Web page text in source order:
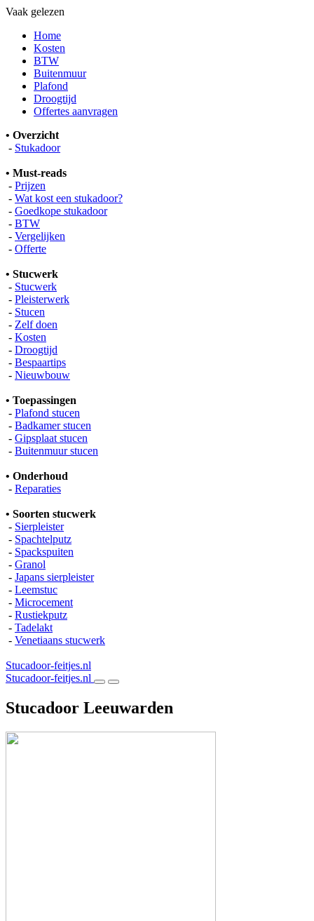
Vaak gelezen
Home
Kosten
BTW
Buitenmuur
Plafond
Droogtijd
Offertes aanvragen
• Overzicht
- Stukadoor
• Must-reads
- Prijzen
- Wat kost een stukadoor?
- Goedkope stukadoor
- BTW
- Vergelijken
- Offerte
• Stucwerk
- Stucwerk
- Pleisterwerk
- Stucen
- Zelf doen
- Kosten
- Droogtijd
- Bespaartips
- Nieuwbouw
• Toepassingen
- Plafond stucen
- Badkamer stucen
- Gipsplaat stucen
- Buitenmuur stucen
• Onderhoud
- Reparaties
• Soorten stucwerk
- Sierpleister
- Spachtelputz
- Spackspuiten
- Granol
- Japans sierpleister
- Leemstuc
- Microcement
- Rustiekputz
- Tadelakt
- Venetiaans stucwerk
Stucadoor-feitjes.nl
Stucadoor-feitjes.nl
Stucadoor Leeuwarden